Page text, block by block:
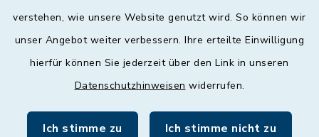
verstehen, wie unsere Website genutzt wird. So können wir
unser Angebot weiter verbessern. Ihre erteilte Einwilligung
hierfür können Sie jederzeit über den Link in unseren
Datenschutzhinweisen widerrufen.
Ich stimme zu Ich stimme nicht zu
Donnerstag
09:00 - 12:00 und 13:00 - 18:00 Uhr
09:00 - 12:00 Uhr